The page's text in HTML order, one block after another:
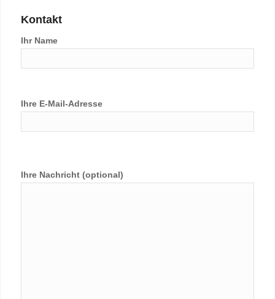
Kontakt
Ihr Name
Ihre E-Mail-Adresse
Ihre Nachricht (optional)